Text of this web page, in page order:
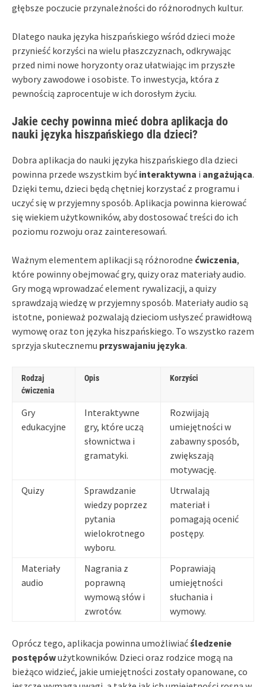
głębsze poczucie przynależności do różnorodnych kultur.
Dlatego nauka języka hiszpańskiego wśród dzieci może
przynieść korzyści na wielu płaszczyznach, odkrywając
przed nimi nowe horyzonty oraz ułatwiając im przyszłe
wybory zawodowe i osobiste. To inwestycja, która z
pewnością zaprocentuje w ich dorosłym życiu.
Jakie cechy powinna mieć dobra aplikacja do
nauki języka hiszpańskiego dla dzieci?
Dobra aplikacja do nauki języka hiszpańskiego dla dzieci
powinna przede wszystkim być interaktywna i angażująca.
Dzięki temu, dzieci będą chętniej korzystać z programu i
uczyć się w przyjemny sposób. Aplikacja powinna kierować
się wiekiem użytkowników, aby dostosować treści do ich
poziomu rozwoju oraz zainteresowań.
Ważnym elementem aplikacji są różnorodne ćwiczenia,
które powinny obejmować gry, quizy oraz materiały audio.
Gry mogą wprowadzać element rywalizacji, a quizy
sprawdzają wiedzę w przyjemny sposób. Materiały audio są
istotne, ponieważ pozwalają dzieciom usłyszeć prawidłową
wymowę oraz ton języka hiszpańskiego. To wszystko razem
sprzyja skutecznemu przyswajaniu języka.
Rodzaj
ćwiczenia
Opis Korzyści
Gry
edukacyjne
Interaktywne
gry, które uczą
słownictwa i
gramatyki.
Rozwijają
umiejętności w
zabawny sposób,
zwiększają
motywację.
Quizy
Sprawdzanie
wiedzy poprzez
pytania
wielokrotnego
wyboru.
Utrwalają
materiał i
pomagają ocenić
postępy.
Materiały
audio
Nagrania z
poprawną
wymową słów i
zwrotów.
Poprawiają
umiejętności
słuchania i
wymowy.
Oprócz tego, aplikacja powinna umożliwiaćśledzenie
postępówużytkowników. Dzieci oraz rodzice mogą na
bieżąco widzieć, jakie umiejętności zostały opanowane, co